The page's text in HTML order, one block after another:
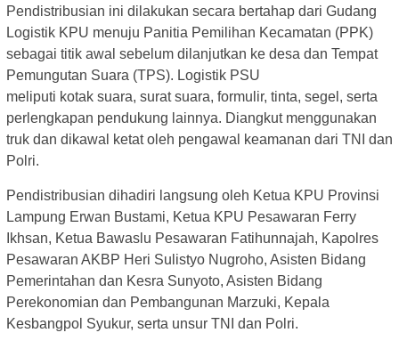
Pendistribusian ini dilakukan secara bertahap dari Gudang
Logistik KPU menuju Panitia Pemilihan Kecamatan (PPK)
sebagai titik awal sebelum dilanjutkan ke desa dan Tempat
Pemungutan Suara (TPS). Logistik PSU
meliputi kotak suara, surat suara, formulir, tinta, segel, serta
perlengkapan pendukung lainnya. Diangkut menggunakan
truk dan dikawal ketat oleh pengawal keamanan dari TNI dan
Polri.
Pendistribusian dihadiri langsung oleh Ketua KPU Provinsi
Lampung Erwan Bustami, Ketua KPU Pesawaran Ferry
Ikhsan, Ketua Bawaslu Pesawaran Fatihunnajah, Kapolres
Pesawaran AKBP Heri Sulistyo Nugroho, Asisten Bidang
Pemerintahan dan Kesra Sunyoto, Asisten Bidang
Perekonomian dan Pembangunan Marzuki, Kepala
Kesbangpol Syukur, serta unsur TNI dan Polri.